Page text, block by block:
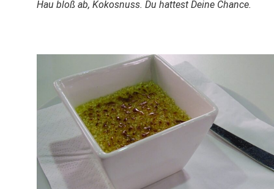
Hau bloß ab, Kokosnuss. Du hattest Deine Chance.